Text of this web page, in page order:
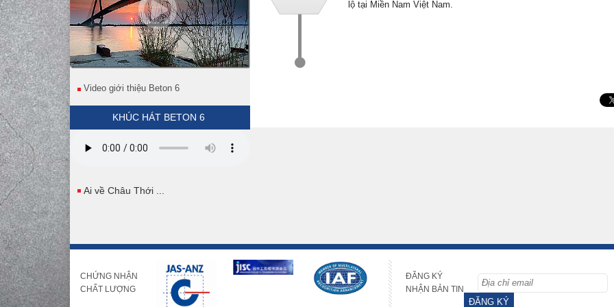
Video giới thiệu Beton 6
KHÚC HÁT BETON 6
Ai về Châu Thới ...
lộ tại Miền Nam Việt Nam.
CHỨNG NHẬN
CHẤT LƯỢNG
ĐĂNG KÝ
NHẬN BẢN TIN
ĐĂNG KÝ